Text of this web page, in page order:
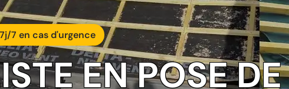
7 en cas d'urgence
EN POSE DE